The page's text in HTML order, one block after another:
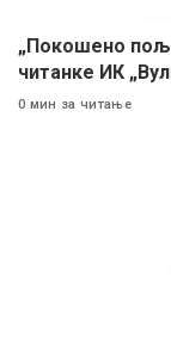
„Покошено
читанке ИК
0 мин за читање